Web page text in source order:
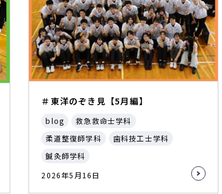
＃東洋のぞき見【5月編】
blog
救急救命士学科
柔道整復師学科
歯科技工士学科
鍼灸師学科
2026年5月16日